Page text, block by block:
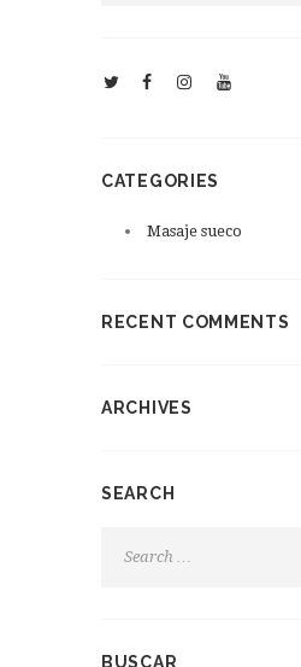
CATEGORIES
Masaje sueco
RECENT COMMENTS
ARCHIVES
SEARCH
BUSCAR